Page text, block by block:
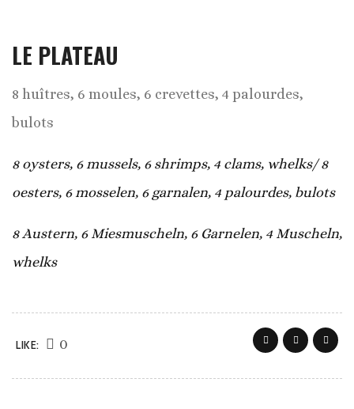
LE PLATEAU
8 huîtres, 6 moules, 6 crevettes, 4 palourdes,
bulots
8 oysters, 6 mussels, 6 shrimps, 4 clams, whelks/ 8
oesters, 6 mosselen, 6 garnalen, 4 palourdes, bulots
8 Austern, 6 Miesmuscheln, 6 Garnelen, 4 Muscheln,
whelks
LIKE: 0